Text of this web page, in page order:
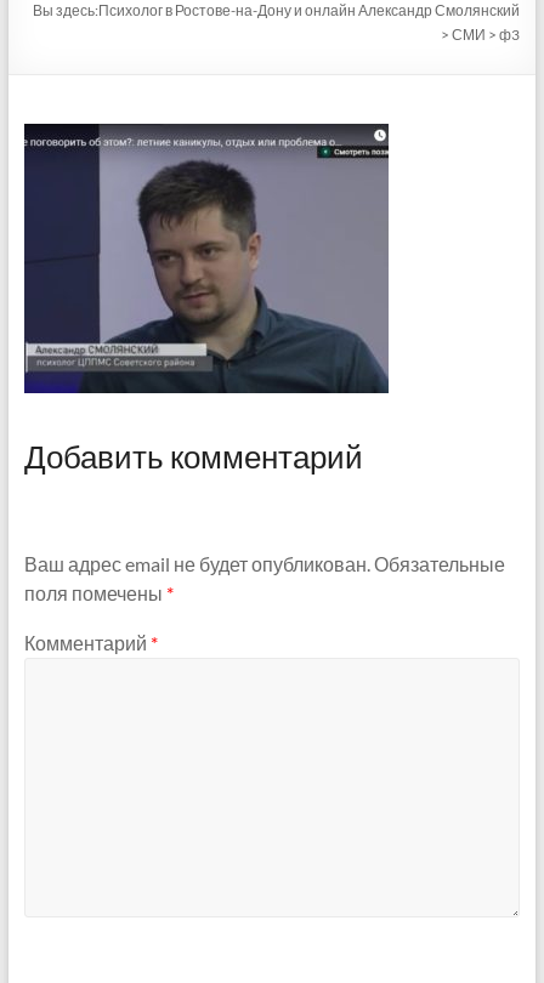
Вы здесь:Психолог в Ростове-на-Дону и онлайн Александр Смолянский
>СМИ >ф3
Добавить комментарий
Ваш адрес email не будет опубликован. Обязательные
поля помечены *
Комментарий *